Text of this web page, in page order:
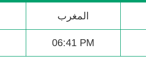
المغرب
06:41 PM